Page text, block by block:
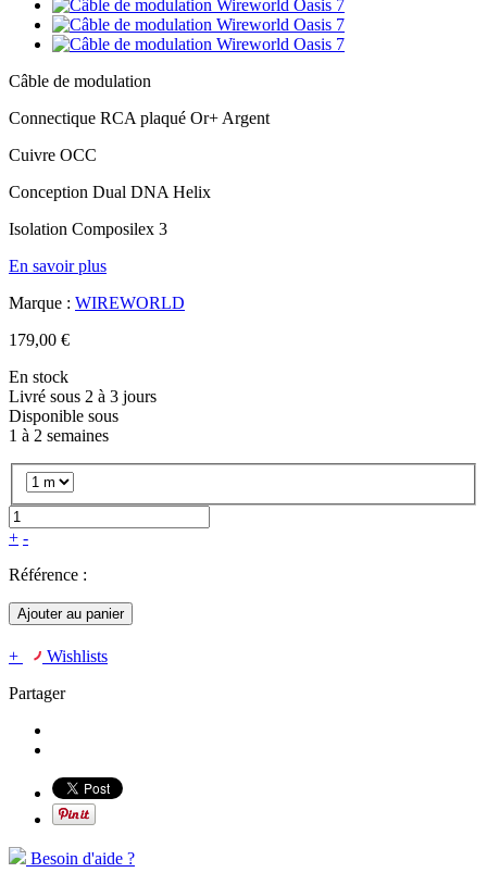
Câble de modulation
Connectique RCA plaqué Or+ Argent
Cuivre OCC
Conception Dual DNA Helix
Isolation Composilex 3
En savoir plus
Marque : WIREWORLD
179,00 €
En stock
Livré sous 2 à 3 jours
Disponible sous
1 à 2 semaines
+ -
Référence :
Ajouter au panier
+
Wishlists
Partager
Besoin d'aide ?